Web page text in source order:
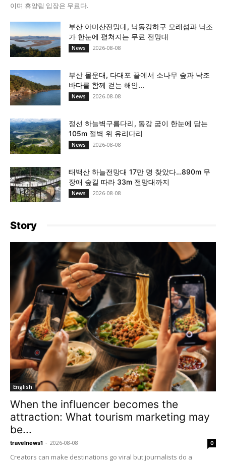
이며 휴양림 입장은 무료다.
부산 아미산전망대, 낙동강하구 모래섬과 낙조
가 한눈에 펼쳐지는 무료 전망대
News 2026-08-08
부산 몰운대, 다대포 끝에서 소나무 숲과 낙조
바다를 함께 걷는 해안...
News 2026-08-08
정선 하늘벽구름다리, 동강 굽이 한눈에 담는
105m 절벽 위 유리다리
News 2026-08-08
태백산 하늘전망대 17만 명 찾았다…890m 무
장애 숲길 따라 33m 전망대까지
News 2026-08-08
Story
English
When the influencer becomes the
attraction: What tourism marketing may
be...
travelnews1 - 2026-08-08 0
Creators can make destinations go viral but journalists do a